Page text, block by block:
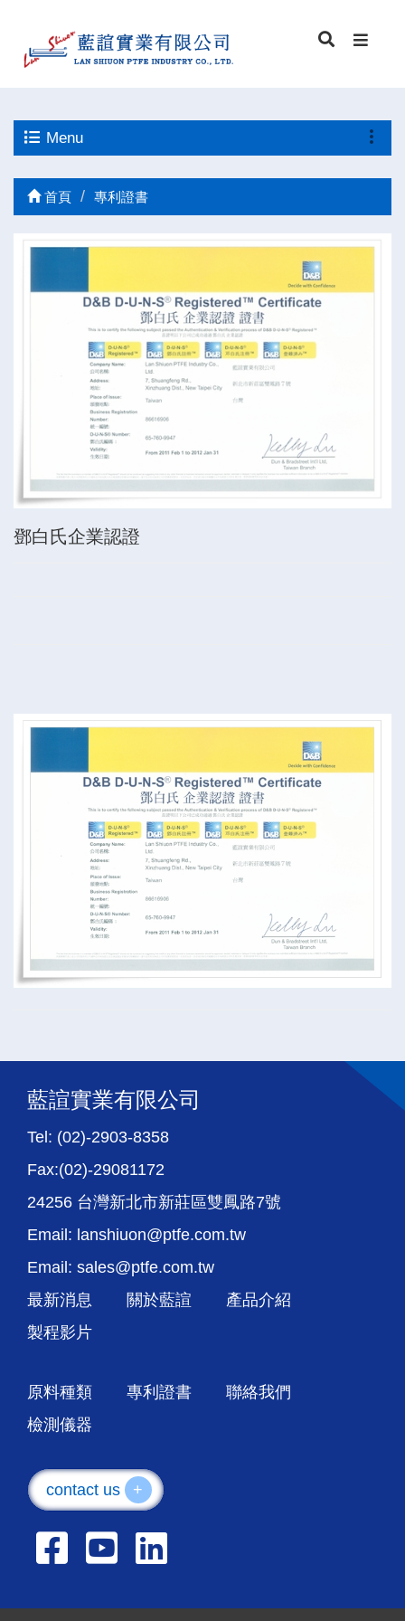
Menu
首頁 專利證書
鄧白氏企業認證
藍諠實業有限公司
Tel: (02)-2903-8358
Fax:(02)-29081172
24256 台灣新北市新莊區雙鳳路7號
Email: lanshiuon@ptfe.com.tw
Email: sales@ptfe.com.tw
最新消息
關於藍諠
產品介紹
製程影片
原料種類 專利證書
聯絡我們
檢測儀器
contact us +